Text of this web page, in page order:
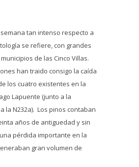
tan intenso respecto a
se refiere, con grandes
de las Cinco Villas.
han traido consigo la caída
los cuatro existentes en la
Lapuente (junto a la
la N232a). Los pinos contaban
años de antiguedad y sin
pérdida importante en la
gran volumen de